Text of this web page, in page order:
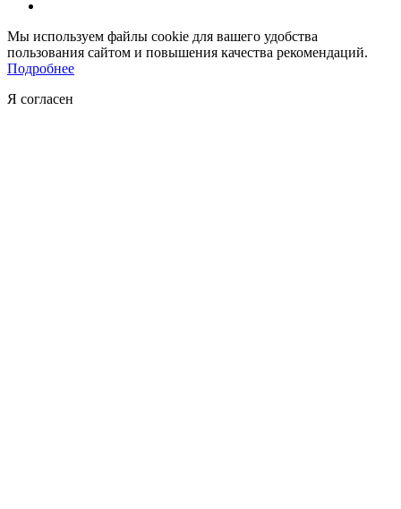
Мы используем файлы cookie для вашего удобства
пользования сайтом и повышения качества рекомендаций.
Подробнее
Я согласен